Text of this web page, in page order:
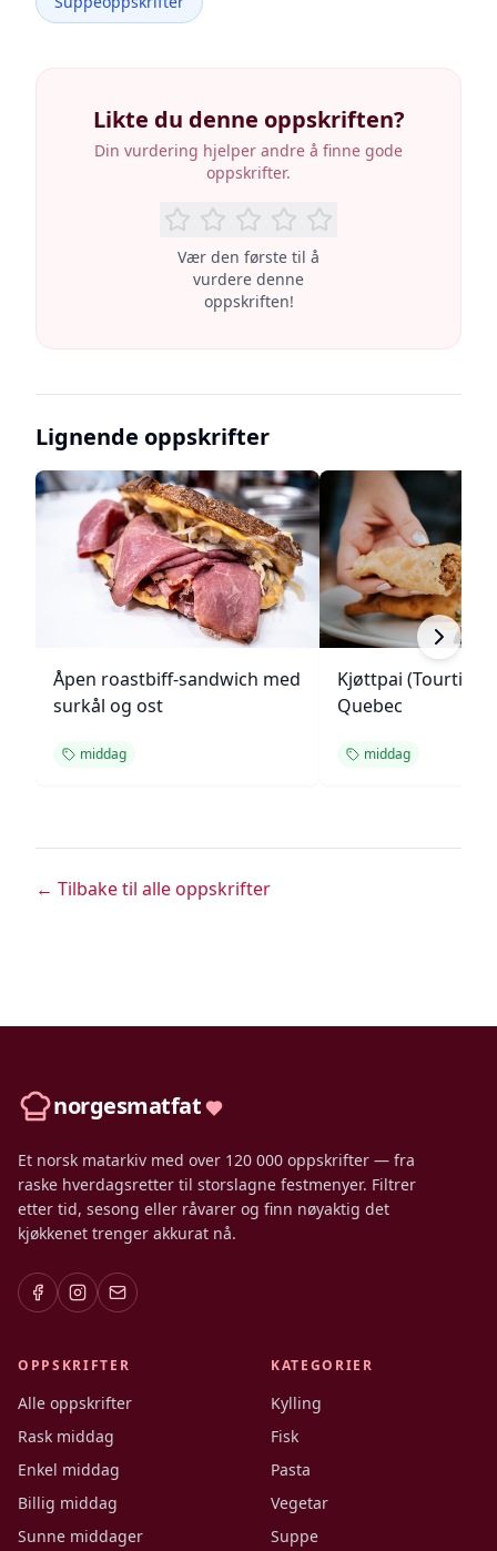
Likte du denne oppskriften?
Din vurdering hjelper andre å finne gode
oppskrifter.
Vær den første til å
vurdere denne
oppskriften!
Lignende oppskrifter
Åpen roastbiff-sandwich med
surkål og ost
middag
Kjøttpai
Quebec
middag
← Tilbake til alle oppskrifter
norgesmatfat
Et norsk matarkiv med over 120 000 oppskrifter — fra
raske hverdagsretter til storslagne festmenyer. Filtrer
etter tid, sesong eller råvarer og finn nøyaktig det
kjøkkenet trenger akkurat nå.
OPPSKRIFTER
Alle oppskrifter
Rask middag
Enkel middag
Billig middag
Sunne middager
KATEGORIER
Kylling
Fisk
Pasta
Vegetar
Suppe